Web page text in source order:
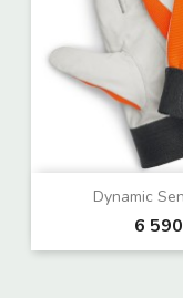
Dynamic
6